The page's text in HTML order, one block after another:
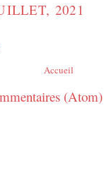
2021
Accueil
(Atom)